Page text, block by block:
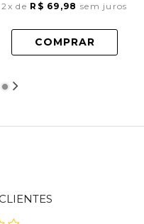
2x de R$ 69,98 sem juros
COMPRAR